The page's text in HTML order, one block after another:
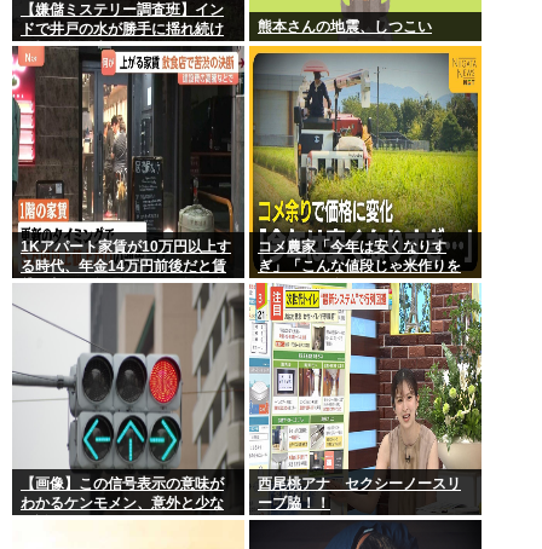
【嫌儲ミステリー調査班】イン
ドで井戸の水が勝手に揺れ続け
る怪現象発生。しかも5日経って
も止まらない
熊本さんの地震、しつこい
1Kアパート家賃が10万円以上す
る時代、年金14万円前後だと賃
貸の都民は無理じゃね？ 運転免
許もなく移住も無理じゃね？
コメ農家「今年は安くなりす
ぎ」「こんな値段じゃ米作りを
やめる人も多くなるんじゃない
かな?」
【画像】この信号表示の意味が
わかるケンモメン、意外と少な
西尾桃アナ セクシーノースリ
ーブ脇！！